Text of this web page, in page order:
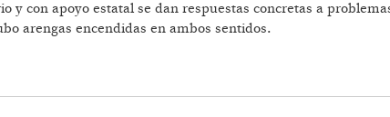
y con apoyo estatal se dan respuestas concretas a
arengas encendidas en ambos sentidos.